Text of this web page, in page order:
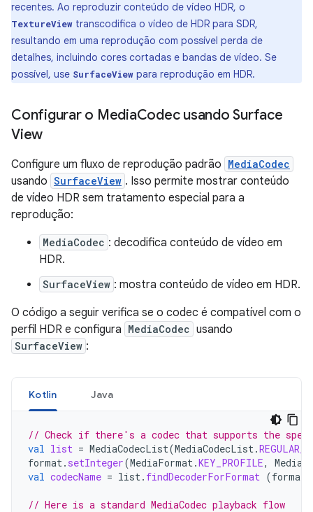
recentes. Ao reproduzir conteúdo de vídeo HDR, o
TextureView transcodifica o vídeo de HDR para SDR,
resultando em uma reprodução com possível perda de
detalhes, incluindo cores cortadas e bandas de vídeo. Se
possível, use SurfaceView para reprodução em HDR.
Configurar o MediaCodec usando Surface
View
Configure um fluxo de reprodução padrão MediaCodec
usando SurfaceView . Isso permite mostrar conteúdo
de vídeo HDR sem tratamento especial para a
reprodução:
MediaCodec : decodifica conteúdo de vídeo em
HDR.
SurfaceView : mostra conteúdo de vídeo em HDR.
O código a seguir verifica se o codec é compatível com o
perfil HDR e configura MediaCodec usando
SurfaceView :
Kotlin Java
// Check if there's a codec that supports the
val list = MediaCodecList(MediaCodecList.
format. setInteger(MediaFormat.KEY_PROFILE,
val codecName = list. findDecoderForFormat (format
// Here is a standard MediaCodec playback flow